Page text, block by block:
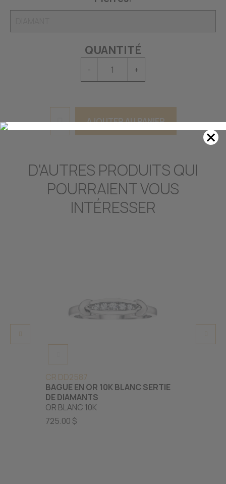
QUANTITÉ
- +
AJOUTER AU PANIER
D'AUTRES PRODUITS QUI
POURRAIENT VOUS
INTÉRESSER
CR DD2587
BAGUE EN OR 10K BLANC SERTIE
DE DIAMANTS
OR BLANC 10K
725.00 $